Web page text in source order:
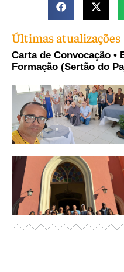
Últimas atualizações
Carta de Convocação
Formação (Sertão do